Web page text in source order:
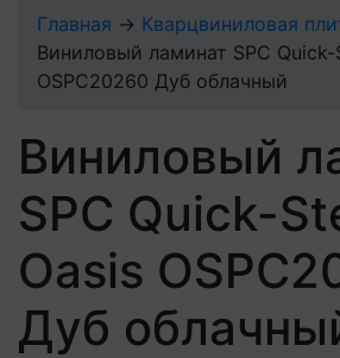
Главная → Кварцвиниловая
Виниловый ламинат SPC Quick-
OSPC20260 Дуб облачный
Виниловый
SPC Quick-
Oasis
Дуб